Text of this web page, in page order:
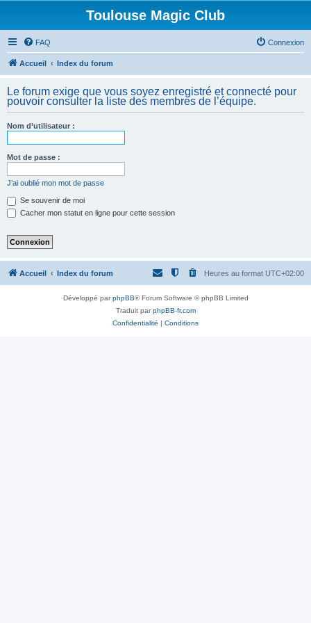
Toulouse Magic Club
FAQ Connexion
Accueil Index du forum
Le forum exige que vous soyez enregistré et connecté pour
pouvoir consulter la liste des membres de l’équipe.
Nom d’utilisateur :
Mot de passe :
J’ai oublié mon mot de passe
Se souvenir de moi
Cacher mon statut en ligne pour cette session
Accueil Index du forum Heures au format UTC+02:00
Développé parphpBB® Forum Software © phpBB Limited
Traduit parphpBB-fr.com
Confidentialité | Conditions